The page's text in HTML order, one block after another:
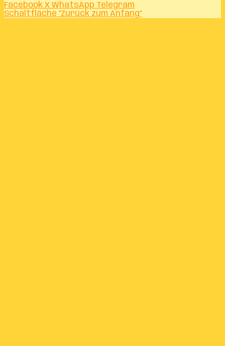
Facebook X WhatsApp Telegram
Schaltfläche "Zurück zum Anfang"